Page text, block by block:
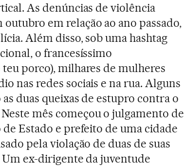
As denúncias de violência
em relação ao ano passado,
Além disso, sob uma hashtag
o francesíssimo
porco), milhares de mulheres
nas redes sociais e na rua. Alguns
duas queixas de estupro contra o
mês começou o julgamento de
Estado e prefeito de uma cidade
pela violação de duas de suas
ex-dirigente da juventude